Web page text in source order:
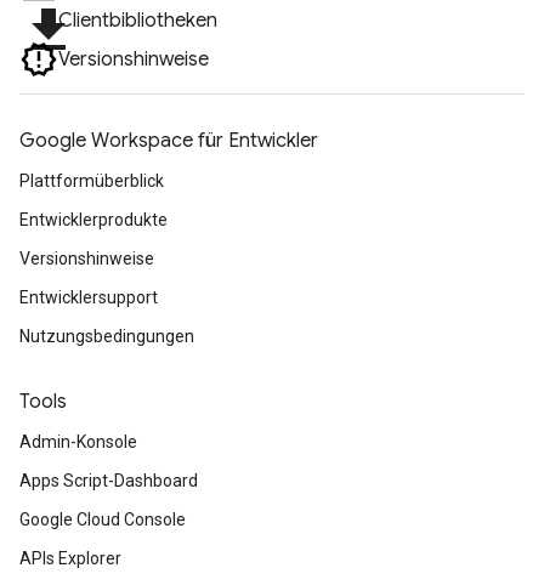
file_downloadClientbibliotheken
Versionshinweise
Google Workspace für Entwickler
Plattformüberblick
Entwicklerprodukte
Versionshinweise
Entwicklersupport
Nutzungsbedingungen
Tools
Admin-Konsole
Apps Script-Dashboard
Google Cloud Console
APIs Explorer